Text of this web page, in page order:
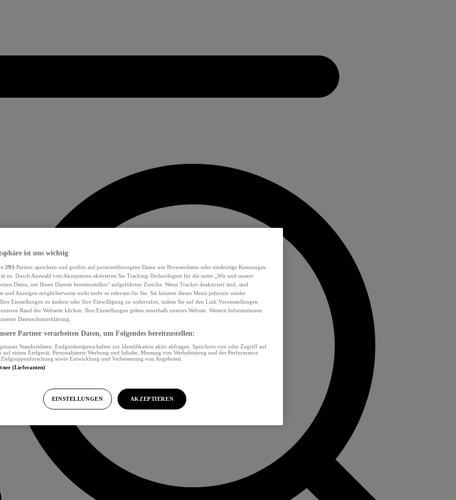
ist uns wichtig
293-Partner speichern und greifen auf personenbezogene Daten wie Browserdaten oder eindeutige Kennungen
zu. Durch Auswahl von Akzeptieren aktivieren Sie Tracking-Technologien für die unter „Wir und unsere
Daten, um Ihnen Dienste bereitzustellen“ aufgeführten Zwecke. Wenn Tracker deaktiviert sind, sind
und Anzeigen möglicherweise nicht mehr so relevant für Sie. Sie können dieses Menü jederzeit wieder
Einstellungen zu ändern oder Ihre Einwilligung zu widerrufen, indem Sie auf den Link Voreinstellungen
Rand der Webseite klicken. Ihre Einstellungen gelten innerhalb unseres Website. Weitere Informationen
Datenschutzerklärung.
Partner verarbeiten Daten, um Folgendes bereitzustellen:
Standortdaten. Endgeräteeigenschaften zur Identifikation aktiv abfragen. Speichern von oder Zugriff auf
einem Endgerät. Personalisierte Werbung und Inhalte, Messung von Werbeleistung und der Performance
sowie Entwicklung und Verbesserung von Angeboten.
(Lieferanten)
EINSTELLUNGEN AKZEPTIEREN